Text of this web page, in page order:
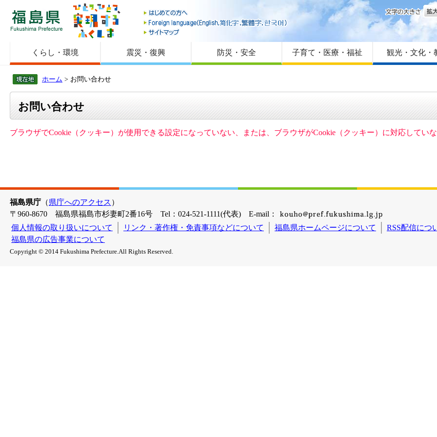
福島県
はじめての方へ
Foreign language
サイトマップ
文字
くらし・環境 震災・復興 防災・安全 子育て・医療・福祉 観光・文化・
ホーム > お問い合わせ
お問い合わせ
ブラウザでCookie（クッキー）が使用できる設定になっていない、または、ブラウザがCookie（クッキー）に対応してい
福島県庁 （県庁へのアクセス ）
〒960-8670 福島県福島市杉妻町2番16号 Tel：024-521-1111(代表) E-mail：
個人情報の取り扱いについて
リンク・著作権・免責事項などについて 福島県ホームページについて
RSS配信につ
福島県の広告事業について
Copyright © 2014 Fukushima Prefecture.All Rights Reserved.